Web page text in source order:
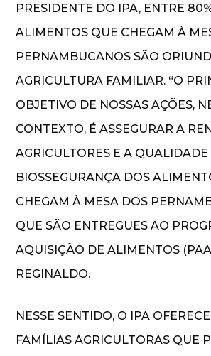
PRESIDENTE DO IPA, ENTRE
ALIMENTOS QUE CHEGAM À
PERNAMBUCANOS SÃO
AGRICULTURA FAMILIAR. “O
OBJETIVO DE NOSSAS AÇÕES,
CONTEXTO, É ASSEGURAR A
AGRICULTORES E A QUALIDADE
BIOSSEGURANÇA DOS
CHEGAM À MESA DOS
QUE SÃO ENTREGUES AO
AQUISIÇÃO DE ALIMENTOS
REGINALDO.
NESSE SENTIDO, O IPA
FAMÍLIAS AGRICULTORAS QUE